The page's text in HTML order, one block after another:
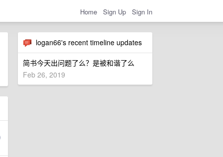
Home Sign Up Sign In
logan66's recent timeline updates
简书今天出问题了么？是被和谐了么
Feb 26, 2019